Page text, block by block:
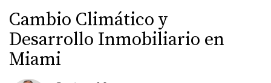
Cambio Climático y
Desarrollo Inmobiliario en
Miami